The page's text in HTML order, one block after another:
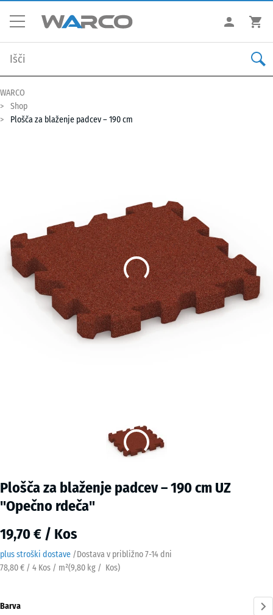
WARCO
Shop
Plošča za blaženje padcev – 190 cm
Plošča za blaženje padcev – 190 cm UZ
"Opečno rdeča"
19,70 € / Kos
plus stroški dostave /Dostava v približno7-14 dni
78,80 € / 4 Kos / m²(9,80 kg / Kos)
Barva